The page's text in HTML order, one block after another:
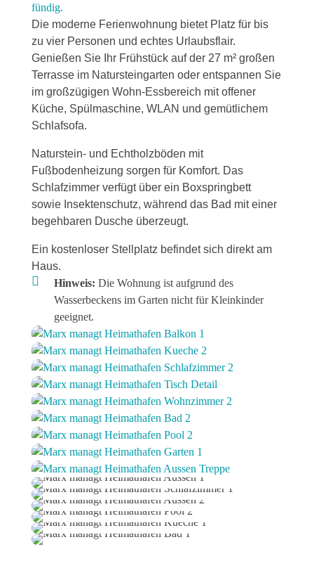
fündig.
Die moderne Ferienwohnung bietet Platz für bis
zu vier Personen und echtes Urlaubsflair.
Genießen Sie Ihr Frühstück auf der 27 m² großen
Terrasse im Natursteingarten oder entspannen Sie
im großzügigen Wohn-Essbereich mit offener
Küche, Spülmaschine, WLAN und gemütlichem
Schlafsofa.
Naturstein- und Echtholzböden mit
Fußbodenheizung sorgen für Komfort. Das
Schlafzimmer verfügt über ein Boxspringbett
sowie Insektenschutz, während das Bad mit einer
begehbaren Dusche überzeugt.
Ein kostenloser Stellplatz befindet sich direkt am
Haus.
 Hinweis: Die Wohnung ist aufgrund des
Wasserbeckens im Garten nicht für Kleinkinder
geeignet.